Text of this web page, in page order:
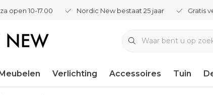
open 10-17.00 Nordic New bestaat 25 jaar Gratis
Verlichting Accessoires Tuin